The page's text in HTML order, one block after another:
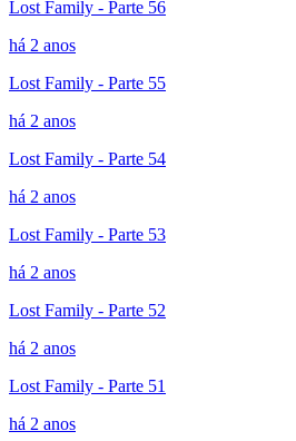
Lost Family - Parte 56
há 2 anos
Lost Family - Parte 55
há 2 anos
Lost Family - Parte 54
há 2 anos
Lost Family - Parte 53
há 2 anos
Lost Family - Parte 52
há 2 anos
Lost Family - Parte 51
há 2 anos